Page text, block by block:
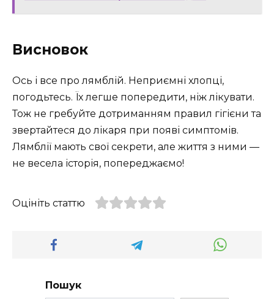
Висновок
Ось і все про лямблій. Неприємні хлопці,
погодьтесь. Їх легше попередити, ніж лікувати.
Тож не гребуйте дотриманням правил гігієни та
звертайтеся до лікаря при появі симптомів.
Лямблії мають свої секрети, але життя з ними —
не весела історія, попереджаємо!
Оцініть статтю
Пошук